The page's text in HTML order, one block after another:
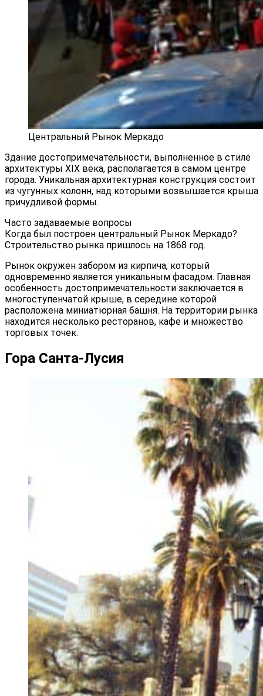
Центральный Рынок Меркадо
Здание достопримечательности, выполненное в стиле
архитектуры XIX века, располагается в самом центре
города. Уникальная архитектурная конструкция состоит
из чугунных колонн, над которыми возвышается крыша
причудливой формы.
Часто задаваемые вопросы
Когда был построен центральный Рынок Меркадо?
Строительство рынка пришлось на 1868 год.
Рынок окружен забором из кирпича, который
одновременно является уникальным фасадом. Главная
особенность достопримечательности заключается в
многоступенчатой крыше, в середине которой
расположена миниатюрная башня. На территории рынка
находится несколько ресторанов, кафе и множество
торговых точек.
Гора Санта-Лусия